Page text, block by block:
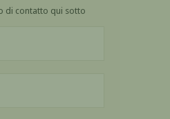
di contatto qui sotto